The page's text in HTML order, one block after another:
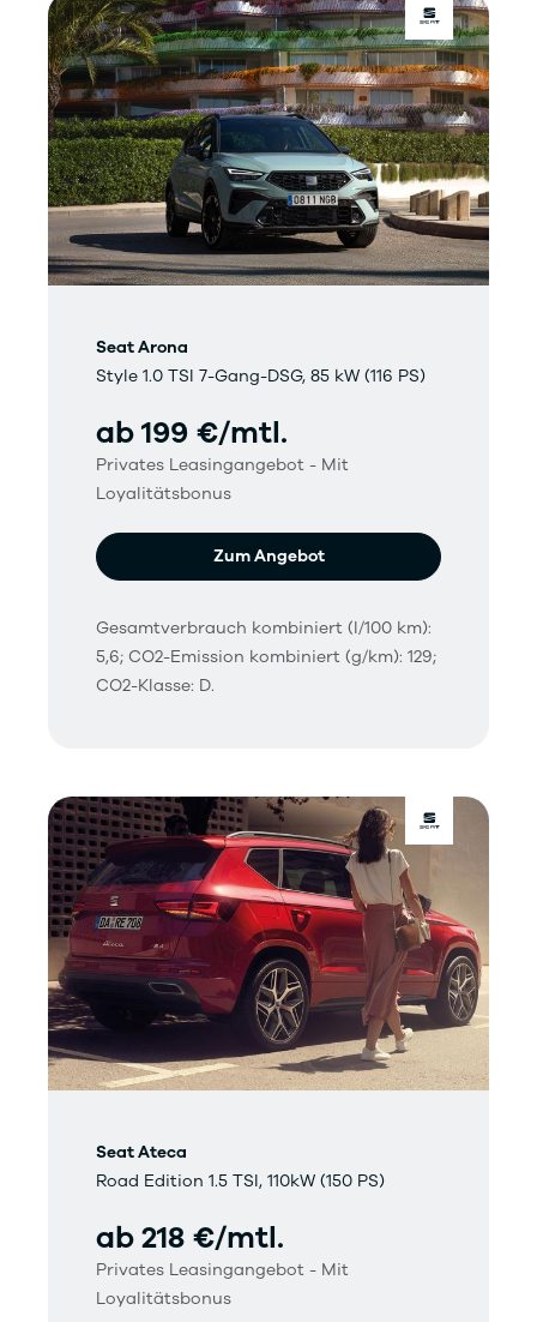
Seat Arona
Style 1.0 TSI 7-Gang-DSG, 85 kW (116 PS)
ab 199 €/mtl.
Privates Leasingangebot - Mit
Loyalitätsbonus
Zum Angebot
Gesamtverbrauch kombiniert (l/100 km):
5,6; CO2-Emission kombiniert (g/km): 129;
CO2-Klasse: D.
Seat Ateca
Road Edition 1.5 TSI, 110kW (150 PS)
ab 218 €/mtl.
Privates Leasingangebot - Mit
Loyalitätsbonus